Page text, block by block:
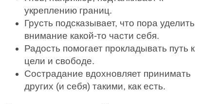
укреплению границ.
Грусть подсказывает, что пора уделить
внимание какой-то части себя.
Радость помогает прокладывать путь к
цели и свободе.
Сострадание вдохновляет принимать
других (и себя) такими, как есть.